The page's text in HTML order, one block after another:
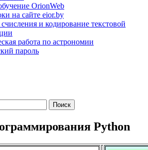
OrionWeb
на сайте eior.by
и кодирование текстовой
работа по астрономии
пароль
Python